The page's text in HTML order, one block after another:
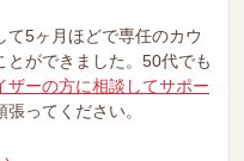
5ヶ月ほどで専任のカウ
とができました。50代でも
ザーの方に相談してサポー
ってください。